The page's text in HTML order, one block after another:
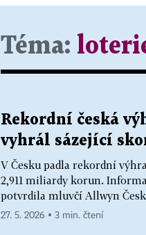
Téma:
Rekordní česká
vyhrál sázející
V Česku padla rekordní
2,911 miliardy korun.
potvrdila mluvčí Allwyn
27. 5. 2026 ▪ 3 min. čtení